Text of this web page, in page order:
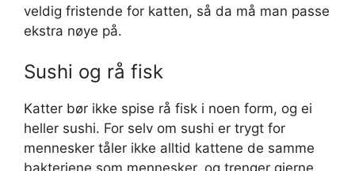
veldig fristende for katten, så da må man passe
ekstra nøye på.
Sushi og rå fisk
Katter bør ikke spise rå fisk i noen form, og ei
heller sushi. For selv om sushi er trygt for
mennesker tåler ikke alltid kattene de samme
bakteriene som mennesker, og trenger gjerne